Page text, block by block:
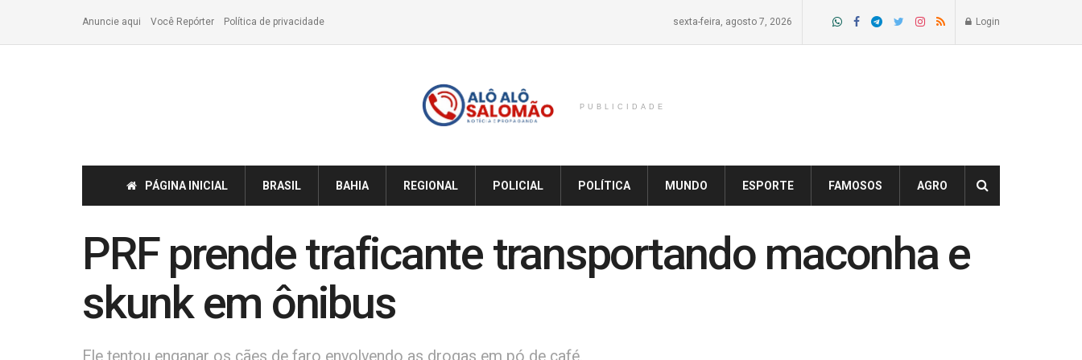
Anuncie aqui Você Repórter Política de privacidade sexta-feira, agosto 7, 2026 Login
PUBLICIDADE
PÁGINA INICIAL BRASIL BAHIA REGIONAL POLICIAL POLÍTICA MUNDO ESPORTE FAMOSOS AGRO
PRF prende traficante transportando maconha e
skunk em ônibus